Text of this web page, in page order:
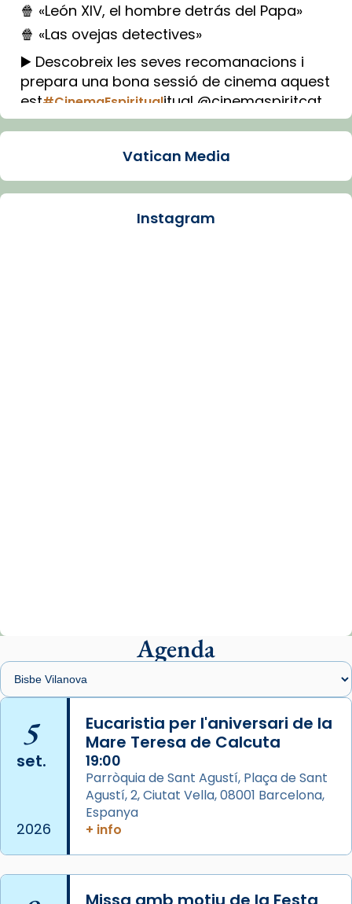
🍿 «León XIV, el hombre detrás del Papa»
🍿 «Las ovejas detectives»
▶️ Descobreix les seves recomanacions i
prepara una bona sessió de cinema aquest
est#CinemaEspiritualitual @cinemaspiritcat
Imatge: Generada amb IA (OpenAI)
Arquebisbat de Barcelona
presidit aquest 27 de juliol la missa de Les
Santes de Mataró.
🔗
📸 J. Merino
Photo
View on Facebook ·
Arquebisbat de Barcelona
de Barcelona.
2 weeks ago
Vatican Media
Instagram
Agenda
5
set.
2026
Eucaristia per l'aniversari de la
Mare Teresa de Calcuta
19:00
Parròquia de Sant Agustí, Plaça de Sant
Agustí, 2, Ciutat Vella, 08001 Barcelona,
Espanya
+ info